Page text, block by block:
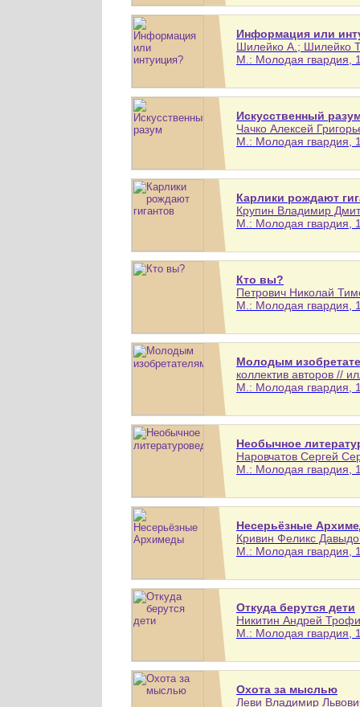
Информация или
Шилейко А.; Шилейко
М.: Молодая гвардия,
Искусственный
Чачко Алексей
М.: Молодая гвардия,
Карлики рождают
Крупин Владимир
М.: Молодая гвардия,
Кто вы?
Петрович Николай
М.: Молодая гвардия,
Молодым
коллектив авторов //
М.: Молодая гвардия,
Необычное
Наровчатов Сергей
М.: Молодая гвардия,
Несерьёзные
Кривин Феликс
М.: Молодая гвардия,
Откуда берутся дети
Никитин Андрей
М.: Молодая гвардия,
Охота за мыслью
Леви Владимир